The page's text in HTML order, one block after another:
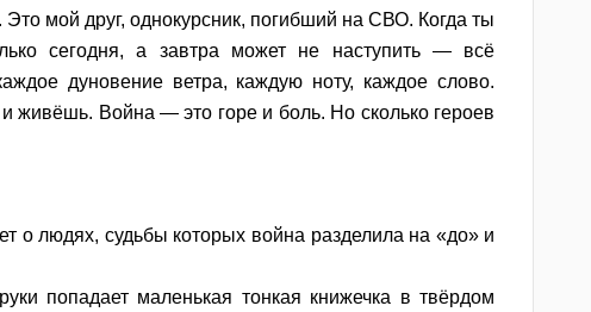
мой друг, однокурсник, погибший на СВО. Когда ты
сегодня, а завтра может не наступить — всё
дуновение ветра, каждую ноту, каждое слово.
живёшь. Война — это горе и боль. Но сколько героев
о людях, судьбы которых война разделила на «до» и
попадает маленькая тонкая книжечка в твёрдом